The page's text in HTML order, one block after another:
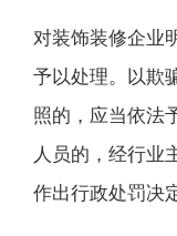
对装饰装修企业
予以处理。以欺
照的，应当依法
人员的，经行业
作出行政处罚决